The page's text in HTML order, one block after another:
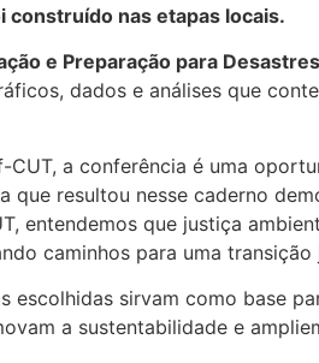
nas etapas locais.
e Preparação para
dados e análises que
a conferência é uma
que resultou nesse caderno
entendemos que justiça
caminhos para uma transição
escolhidas sirvam como base
a sustentabilidade e